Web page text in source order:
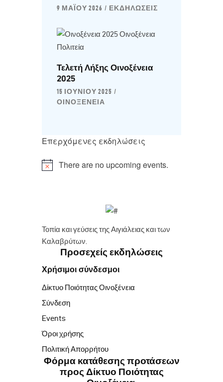
9 ΜΑΪ́ΟΥ 2026 ΕΚΔΗΛΏΣΕΙΣ
Τελετή Λήξης Οινοξένεια
2025
15 ΙΟΥΝΊΟΥ 2025
ΟΙΝΟΞΈΝΕΙΑ
Επερχόμενες εκδηλώσεις
There are no upcoming events.
Τοπία και γεύσεις της Αιγιάλειας και των
Καλαβρύτων.
Προσεχείς εκδηλώσεις
Χρήσιμοι σύνδεσμοι
Δίκτυο Ποιότητας Οινοξένεια
Σύνδεση
Events
Όροι χρήσης
Πολιτική Απορρήτου
Φόρμα κατάθεσης προτάσεων
προς Δίκτυο Ποιότητας